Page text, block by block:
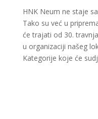
HNK Neum ne staje
Tako su već u
će trajati od 30.
u organizaciji našeg
Kategorije koje će